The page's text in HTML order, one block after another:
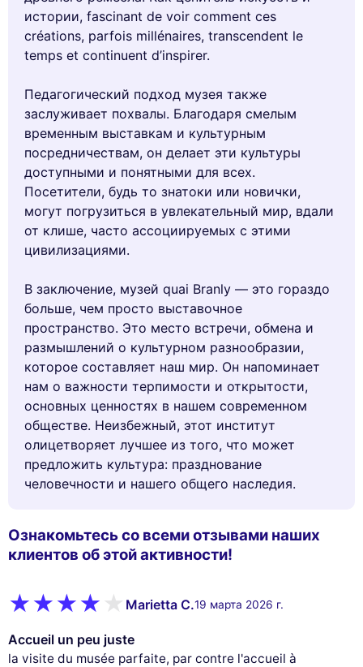
Ознакомьтесь со всеми отзывами наших
клиентов об этой активности!
Marietta C.19 марта 2026 г.
Accueil un peu juste
la visite du musée parfaite, par contre l'accueil à
истории, fascinant de voir comment ces
créations, parfois millénaires, transcendent le
temps et continuent d’inspirer.
Педагогический подход музея также
заслуживает похвалы. Благодаря смелым
временным выставкам и культурным
посредничествам, он делает эти культуры
доступными и понятными для всех.
Посетители, будь то знатоки или новички,
могут погрузиться в увлекательный мир, вдали
от клише, часто ассоциируемых с этими
цивилизациями.
В заключение, музей quai Branly — это гораздо
больше, чем просто выставочное
пространство. Это место встречи, обмена и
размышлений о культурном разнообразии,
которое составляет наш мир. Он напоминает
нам о важности терпимости и открытости,
основных ценностях в нашем современном
обществе. Неизбежный, этот институт
олицетворяет лучшее из того, что может
предложить культура: празднование
человечности и нашего общего наследия.